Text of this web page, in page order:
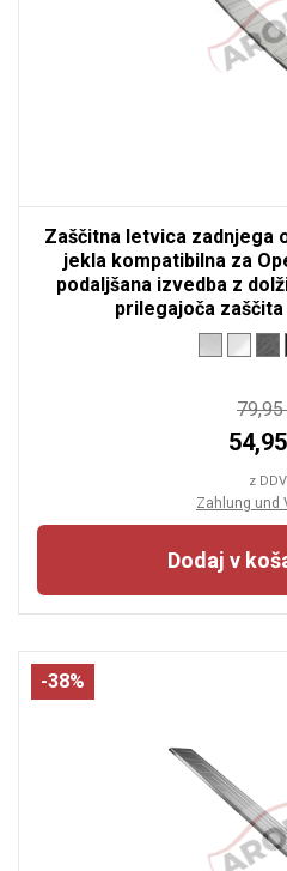
Zaščitna letvica zadnjega
jekla kompatibilna za
podaljšana izvedba z
prilegajoča
z DDV
Zahlung und
Dodaj v
-38%